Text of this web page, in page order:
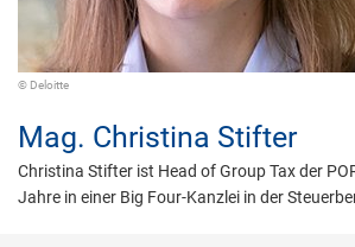
© Deloitte
Mag. Christina Stifter
Christina Stifter ist Head of Group Tax der
Jahre in einer Big Four-Kanzlei in der